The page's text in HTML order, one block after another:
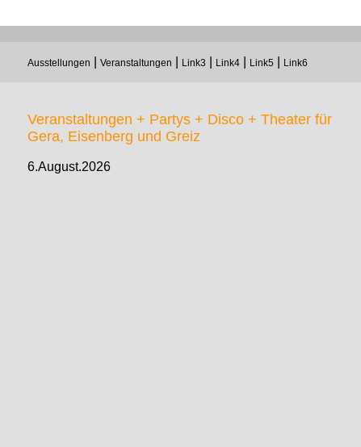
Ausstellungen Veranstaltungen Link3 Link4 Link5 Link6
Veranstaltungen + Partys + Disco + Theater für
Gera, Eisenberg und Greiz
6.August.2026